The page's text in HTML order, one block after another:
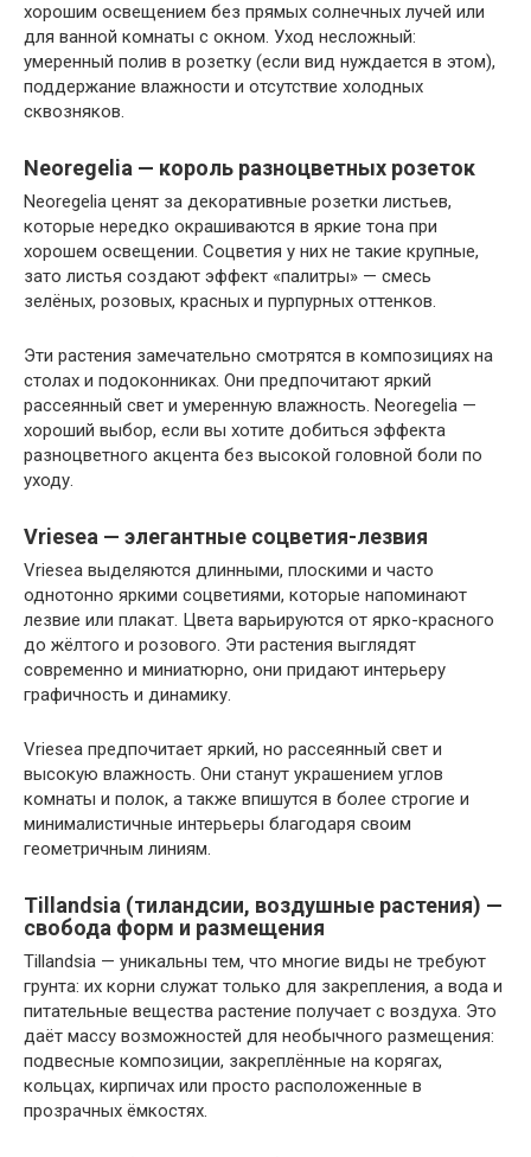
хорошим освещением без прямых солнечных лучей или
для ванной комнаты с окном. Уход несложный:
умеренный полив в розетку (если вид нуждается в этом),
поддержание влажности и отсутствие холодных
сквозняков.
Neoregelia — король разноцветных розеток
Neoregelia ценят за декоративные розетки листьев,
которые нередко окрашиваются в яркие тона при
хорошем освещении. Соцветия у них не такие крупные,
зато листья создают эффект «палитры» — смесь
зелёных, розовых, красных и пурпурных оттенков.
Эти растения замечательно смотрятся в композициях на
столах и подоконниках. Они предпочитают яркий
рассеянный свет и умеренную влажность. Neoregelia —
хороший выбор, если вы хотите добиться эффекта
разноцветного акцента без высокой головной боли по
уходу.
Vriesea — элегантные соцветия-лезвия
Vriesea выделяются длинными, плоскими и часто
однотонно яркими соцветиями, которые напоминают
лезвие или плакат. Цвета варьируются от ярко-красного
до жёлтого и розового. Эти растения выглядят
современно и миниатюрно, они придают интерьеру
графичность и динамику.
Vriesea предпочитает яркий, но рассеянный свет и
высокую влажность. Они станут украшением углов
комнаты и полок, а также впишутся в более строгие и
минималистичные интерьеры благодаря своим
геометричным линиям.
Tillandsia (тиландсии, воздушные растения) —
свобода форм и размещения
Tillandsia — уникальны тем, что многие виды не требуют
грунта: их корни служат только для закрепления, а вода и
питательные вещества растение получает с воздуха. Это
даёт массу возможностей для необычного размещения:
подвесные композиции, закреплённые на корягах,
кольцах, кирпичах или просто расположенные в
прозрачных ёмкостях.